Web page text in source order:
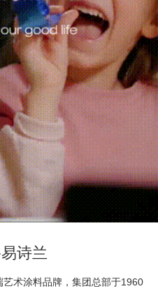
诗兰
术涂料品牌，集团总部于1960